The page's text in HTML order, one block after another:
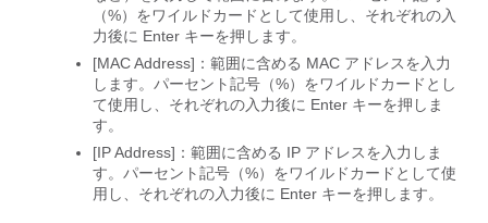
（%）をワイルドカードとして使用し、それぞれの入
力後に Enter キーを押します。
[MAC Address]：範囲に含める MAC アドレスを入力
します。 パーセント記号（%）をワイルドカードとし
て使用し、それぞれの入力後に Enter キーを押しま
す。
[IP Address]：範囲に含める IP アドレスを入力しま
す。 パーセント記号（%）をワイルドカードとして使
用し、それぞれの入力後に Enter キーを押します。